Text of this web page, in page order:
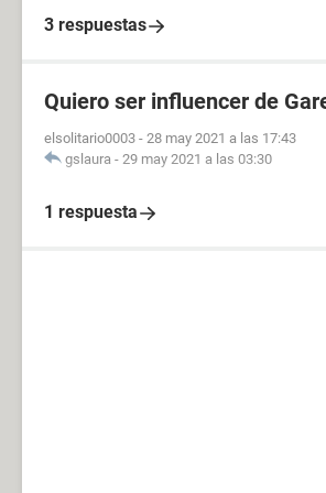
3 respuestas
Quiero ser influencer de
elsolitario0003 - 28 may 2021 a las 17:43
gslaura - 29 may 2021 a las 03:30
1 respuesta